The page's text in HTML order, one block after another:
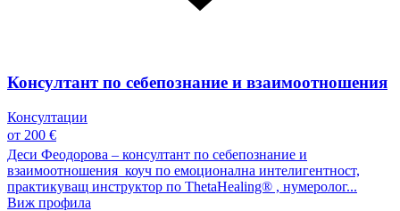
Консултант по себепознание и взаимоотношения
Консултации
от 200 €
Деси Феодорова – консултант по себепознание и
взаимоотношения коуч по емоционална интелигентност,
практикуващ инструктор по ThetaHealing® , нумеролог...
Виж профила